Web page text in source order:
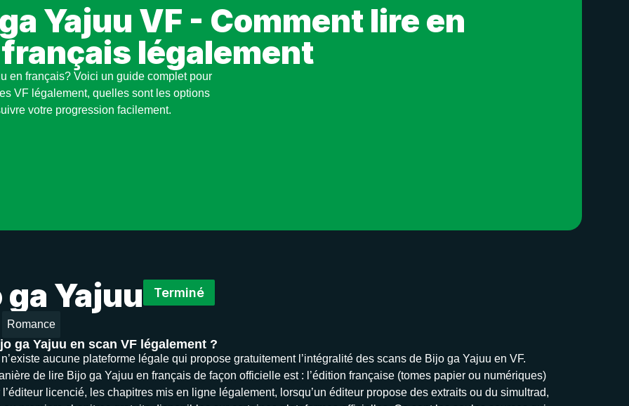
Yajuu VF - Comment lire en
français légalement
en français? Voici un guide complet pour
VF légalement, quelles sont les options
votre progression facilement.
ga Yajuu Terminé
Romance
ga Yajuu en scan VF légalement ?
aucune plateforme légale qui propose gratuitement l’intégralité des scans de Bijo ga Yajuu en VF.
de lire Bijo ga Yajuu en français de façon officielle est : l’édition française (tomes papier ou numériques)
licencié, les chapitres mis en ligne légalement, lorsqu’un éditeur propose des extraits ou du simultrad,